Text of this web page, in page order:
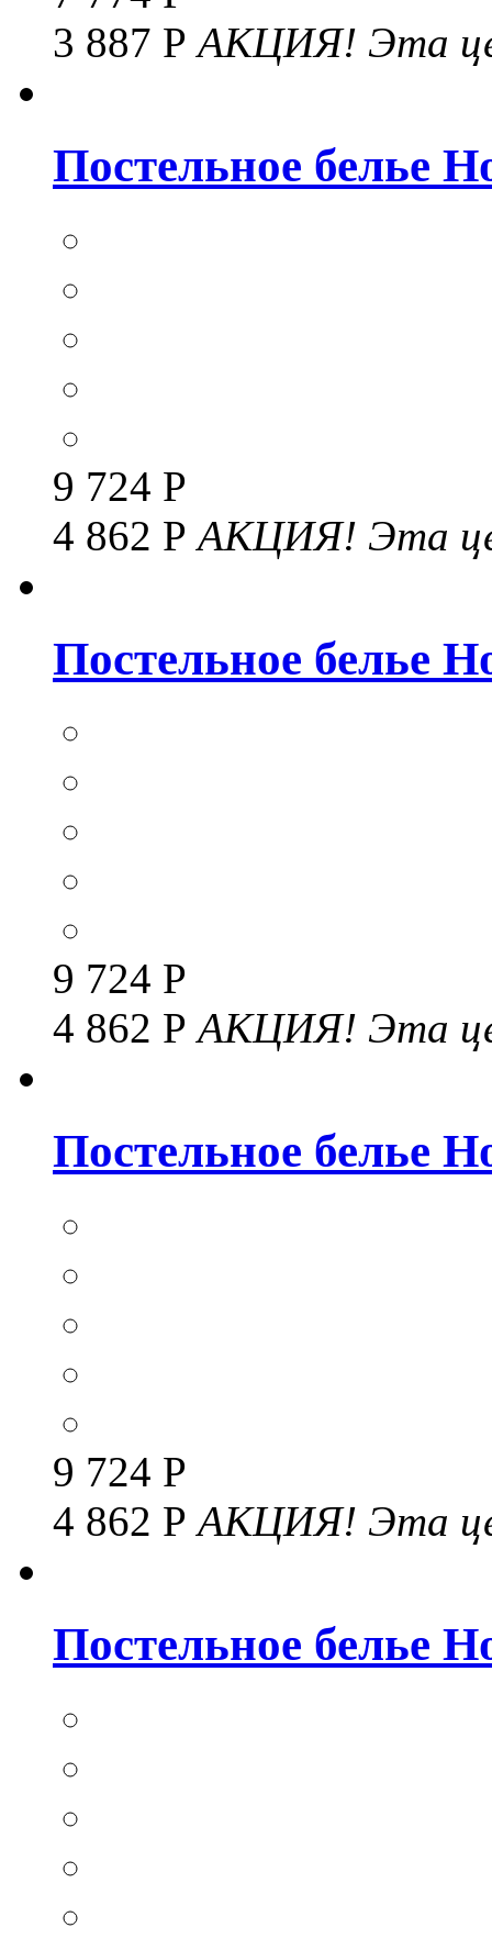
3 887 РАКЦИЯ! Эта
Постельное белье
9 724 Р
4 862 РАКЦИЯ! Эта
Постельное белье
9 724 Р
4 862 РАКЦИЯ! Эта
Постельное белье
9 724 Р
4 862 РАКЦИЯ! Эта
Постельное белье